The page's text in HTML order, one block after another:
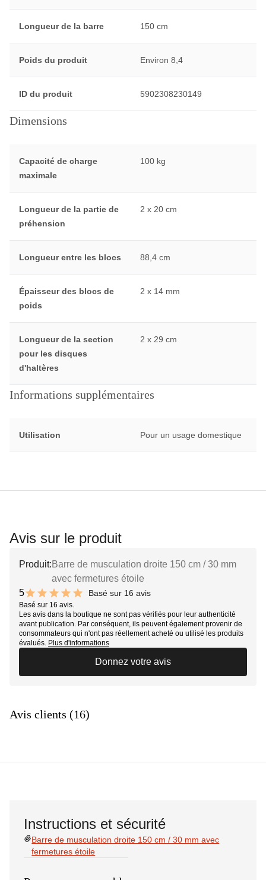
Longueur de la barre 150 cm
Poids du produit Environ 8,4
ID du produit 5902308230149
Dimensions
Capacité de charge
maximale
100 kg
Longueur de la partie de
préhension
2 x 20 cm
Longueur entre les blocs 88,4 cm
Épaisseur des blocs de
poids
2 x 14 mm
Longueur de la section
pour les disques
d'haltères
2 x 29 cm
Informations supplémentaires
Utilisation Pour un usage domestique
Avis sur le produit
Produit: Barre de musculation droite 150 cm / 30 mm
avec fermetures étoile
5
10 out of 10 stars
Basé sur 16 avis
Basé sur 16 avis.
Les avis dans la boutique ne sont pas vérifiés pour leur authenticité
avant publication. Par conséquent, ils peuvent également provenir de
consommateurs qui n'ont pas réellement acheté ou utilisé les produits
évalués. Plus d'informations
Donnez votre avis
Avis clients (16)
Instructions et sécurité
Barre de musculation droite 150 cm / 30 mm avec
fermetures étoile